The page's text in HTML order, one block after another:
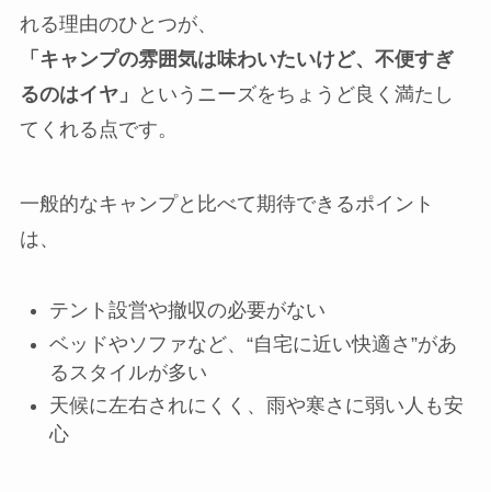
れる理由のひとつが、
「キャンプの雰囲気は味わいたいけど、不便すぎ
るのはイヤ」
というニーズをちょうど良く満たし
てくれる点です。
一般的なキャンプと比べて期待できるポイント
は、
テント設営や撤収の必要がない
ベッドやソファなど、“自宅に近い快適さ”があ
るスタイルが多い
天候に左右されにくく、雨や寒さに弱い人も安
心